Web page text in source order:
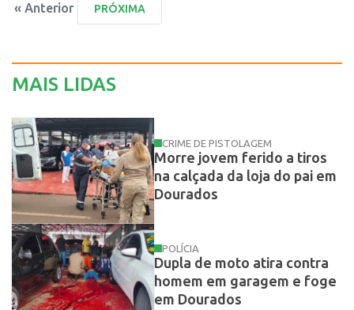
« Anterior
MAIS LIDAS
CRIME DE PISTOLAGEM
Morre jovem ferido a tiros
na calçada da loja do pai em
Dourados
POLÍCIA
Dupla de moto atira contra
homem em garagem e foge
em Dourados